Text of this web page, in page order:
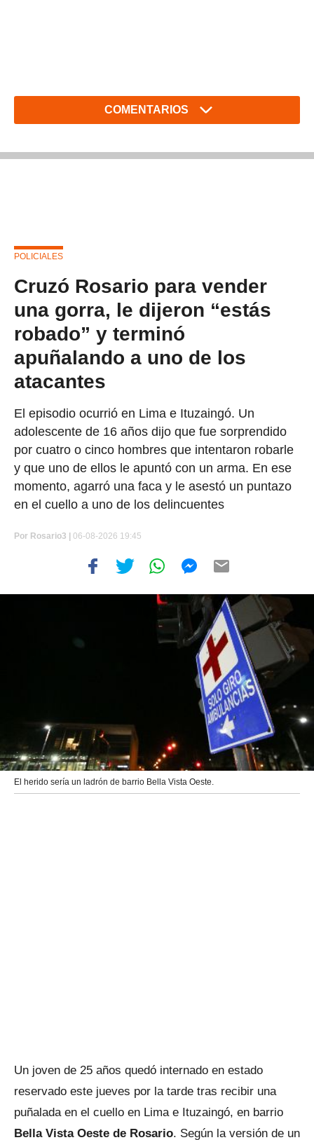
COMENTARIOS